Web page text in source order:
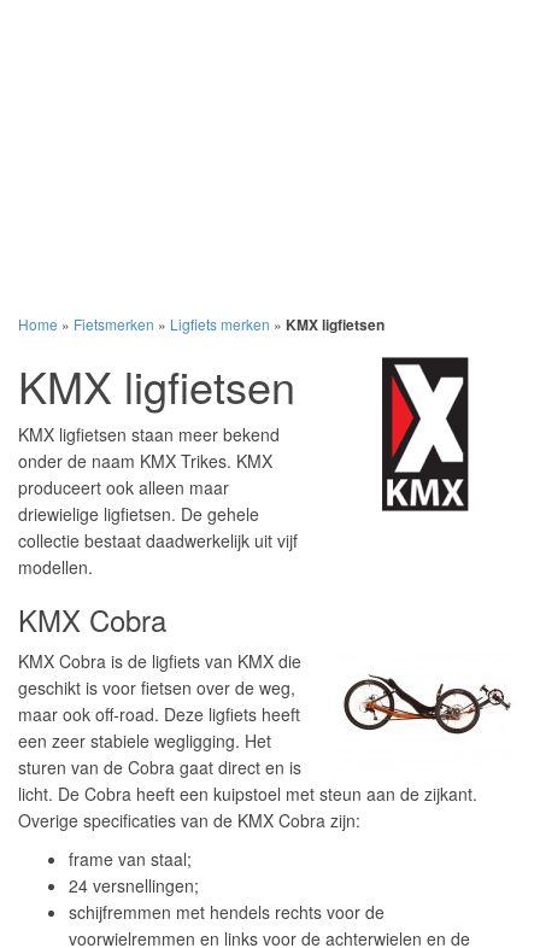
Home » Fietsmerken » Ligfiets merken » KMX ligfietsen
KMX ligfietsen
KMX ligfietsen staan meer bekend
onder de naam KMX Trikes. KMX
produceert ook alleen maar
driewielige ligfietsen. De gehele
collectie bestaat daadwerkelijk uit vijf
modellen.
KMX Cobra
KMX Cobra is de ligfiets van KMX die
geschikt is voor fietsen over de weg,
maar ook off-road. Deze ligfiets heeft
een zeer stabiele wegligging. Het
sturen van de Cobra gaat direct en is
licht. De Cobra heeft een kuipstoel met steun aan de zijkant.
Overige specificaties van de KMX Cobra zijn:
frame van staal;
24 versnellingen;
schijfremmen met hendels rechts voor de
voorwielremmen en links voor de achterwielen en de